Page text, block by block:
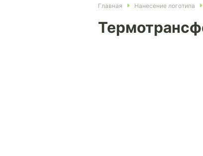
Главная Нанесение логотипа